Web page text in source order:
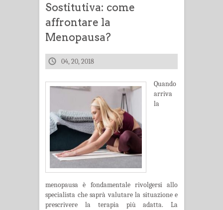
Sostitutiva: come
affrontare la
Menopausa?
04, 20, 2018
Quando
arriva
la
menopausa è fondamentale rivolgersi allo
specialista che saprà valutare la situazione e
prescrivere la terapia più adatta. La